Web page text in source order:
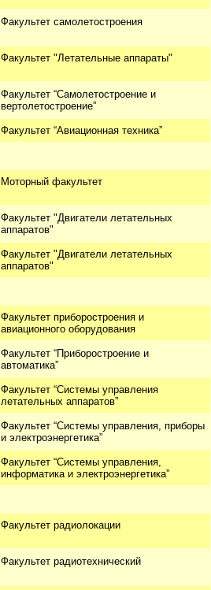
Факультет самолетостроения
Факультет "Летательные аппараты"
Факультет “Самолетостроение и
вертолетостроение”
Факультет “Авиационная техника”
Моторный факультет
Факультет "Двигатели летательных
аппаратов"
Факультет "Двигатели летательных
аппаратов"
Факультет приборостроения и
авиационного оборудования
Факультет “Приборостроение и
автоматика”
Факультет “Системы управления
летательных аппаратов”
Факультет “Системы управления, приборы
и электроэнергетика”
Факультет “Системы управления,
информатика и электроэнергетика”
Факультет радиолокации
Факультет радиотехнический